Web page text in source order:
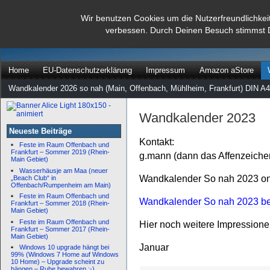
Wir benutzen Cookies um die
verbessen. Durch Deinen Besuch stimmst
dann rate mal
Home EU-Datenschutzerklärung Impressum Amazon aStore
Wandkalender 2026 so nah (Main, Offenbach, Mühlheim, Frankfurt) DIN
Neueste Beiträge
Feste im Raum Offenbach und
Frankfurt – Sommer 2019 (Rhein-
Main Gebiet)
Wasserhäusje am Maa (neuer
„Beach Club“ in
Offenbach/Rumpenheim am Main)
Feste im Raum Offenbach und
Frankfurt – Sommer 2018 (Rhein-
Main Gebiet)
Feste im Raum Offenbach und
Frankfurt – Sommer 2017 (Rhein-
Main Gebiet)
Windows 10 upgrade hängt bei
99% (Windows 7 Home auf Windows
10 Home) – Upgrade scheint zu
Wandkalender 2023
Kontakt:
g.mann (dann das
Wandkalender So nah 2023
Wandkalender So nah 2023
Hier noch weitere
Januar